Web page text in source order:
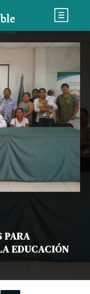
PARA
EDUCACIÓN